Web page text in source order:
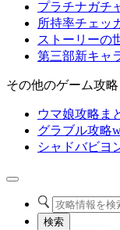
プラチナガチ
所持率チェッ
ストーリーの
第三部新キャ
その他のゲーム攻略
ウマ娘攻略ま
グラブル攻略
シャドバビヨ
検索